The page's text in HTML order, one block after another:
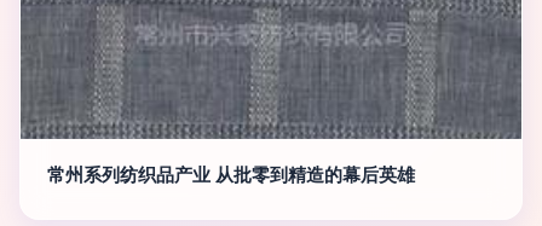
常州系列纺织品产业 从批零到精造的幕后英雄